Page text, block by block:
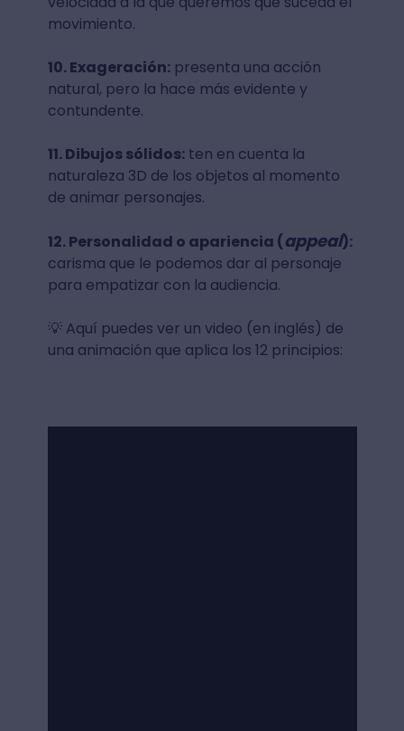
movimiento.
10. Exageración:presenta una acción
natural, pero la hace más evidente y
contundente.
11. Dibujos sólidos:ten en cuenta la
naturaleza 3D de los objetos al momento
de animar personajes.
12. Personalidad o apariencia (appeal):
carisma que le podemos dar al personaje
para empatizar con la audiencia.
💡 Aquí puedes ver un video (en inglés) de
una animación que aplica los 12 principios: